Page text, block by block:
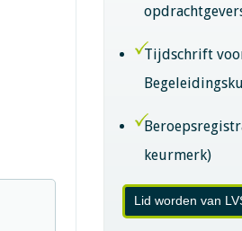
Tijdschrift
keurmerk)
Lid worden van